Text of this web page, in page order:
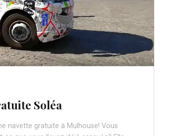
Soléa
navette gratuite à Mulhouse! Vous